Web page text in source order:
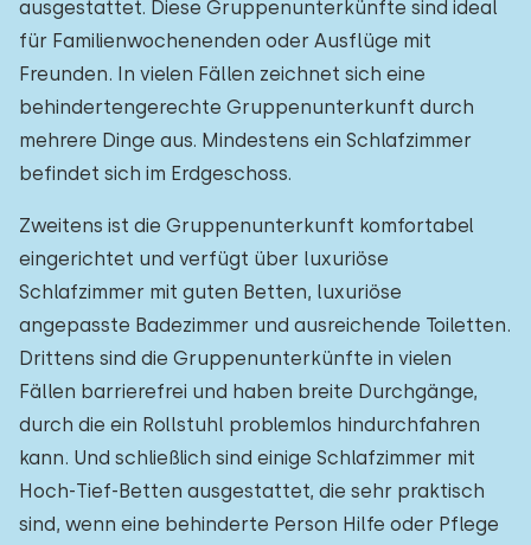
ausgestattet. Diese Gruppenunterkünfte sind ideal
für Familienwochenenden oder Ausflüge mit
Freunden. In vielen Fällen zeichnet sich eine
behindertengerechte Gruppenunterkunft durch
mehrere Dinge aus. Mindestens ein Schlafzimmer
befindet sich im Erdgeschoss.
Zweitens ist die Gruppenunterkunft komfortabel
eingerichtet und verfügt über luxuriöse
Schlafzimmer mit guten Betten, luxuriöse
angepasste Badezimmer und ausreichende Toiletten.
Drittens sind die Gruppenunterkünfte in vielen
Fällen barrierefrei und haben breite Durchgänge,
durch die ein Rollstuhl problemlos hindurchfahren
kann. Und schließlich sind einige Schlafzimmer mit
Hoch-Tief-Betten ausgestattet, die sehr praktisch
sind, wenn eine behinderte Person Hilfe oder Pflege